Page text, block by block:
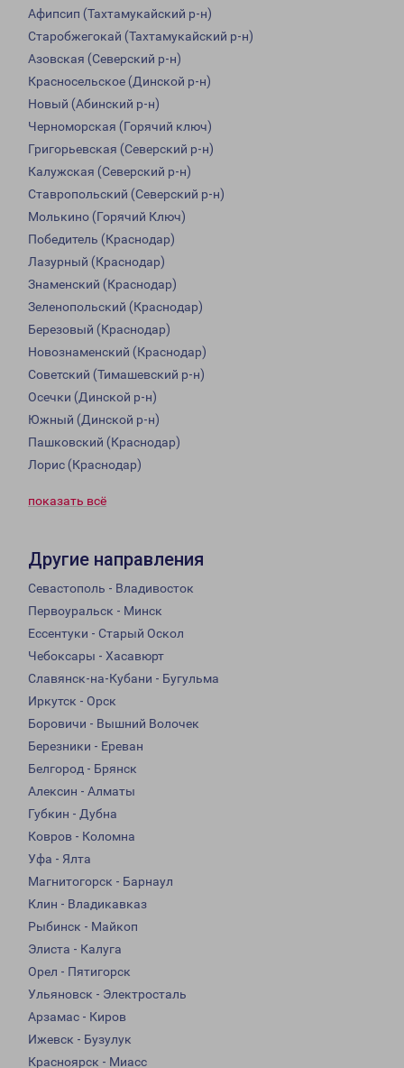
Афипсип (Тахтамукайский р-н)
Старобжегокай (Тахтамукайский р-н)
Азовская (Северский р-н)
Красносельское (Динской р-н)
Новый (Абинский р-н)
Черноморская (Горячий ключ)
Григорьевская (Северский р-н)
Калужская (Северский р-н)
Ставропольский (Северский р-н)
Молькино (Горячий Ключ)
Победитель (Краснодар)
Лазурный (Краснодар)
Знаменский (Краснодар)
Зеленопольский (Краснодар)
Березовый (Краснодар)
Новознаменский (Краснодар)
Советский (Тимашевский р-н)
Осечки (Динской р-н)
Южный (Динской р-н)
Пашковский (Краснодар)
Лорис (Краснодар)
показать всё
Другие направления
Севастополь - Владивосток
Первоуральск - Минск
Ессентуки - Старый Оскол
Чебоксары - Хасавюрт
Славянск-на-Кубани - Бугульма
Иркутск - Орск
Боровичи - Вышний Волочек
Березники - Ереван
Белгород - Брянск
Алексин - Алматы
Губкин - Дубна
Ковров - Коломна
Уфа - Ялта
Магнитогорск - Барнаул
Клин - Владикавказ
Рыбинск - Майкоп
Элиста - Калуга
Орел - Пятигорск
Ульяновск - Электросталь
Арзамас - Киров
Ижевск - Бузулук
Красноярск - Миасс